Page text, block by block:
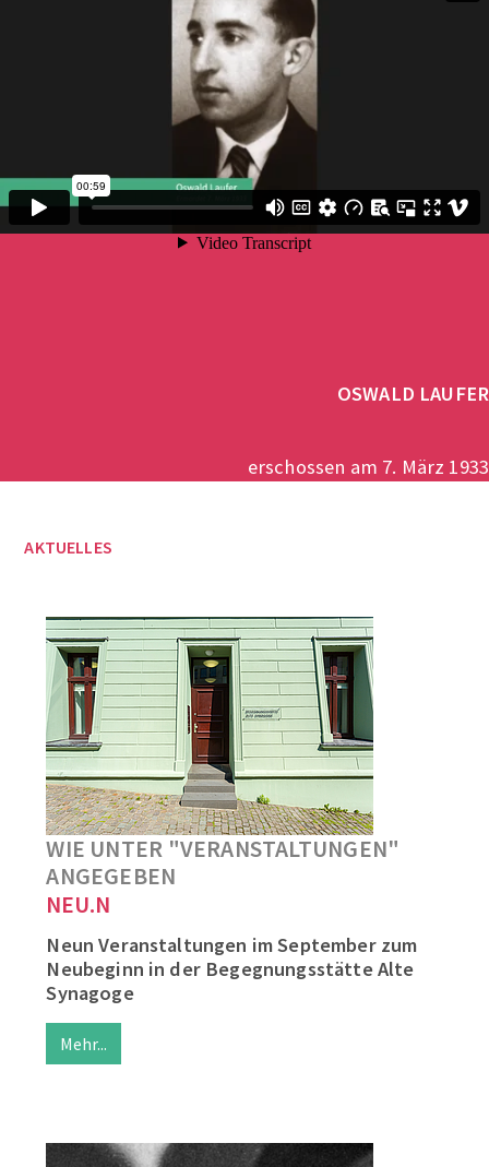
OSWALD LAUFER
erschossen am 7. März 1933
AKTUELLES
WIE UNTER "VERANSTALTUNGEN"
ANGEGEBEN
NEU.N
Neun Veranstaltungen im September zum
Neubeginn in der Begegnungsstätte Alte
Synagoge
Mehr...